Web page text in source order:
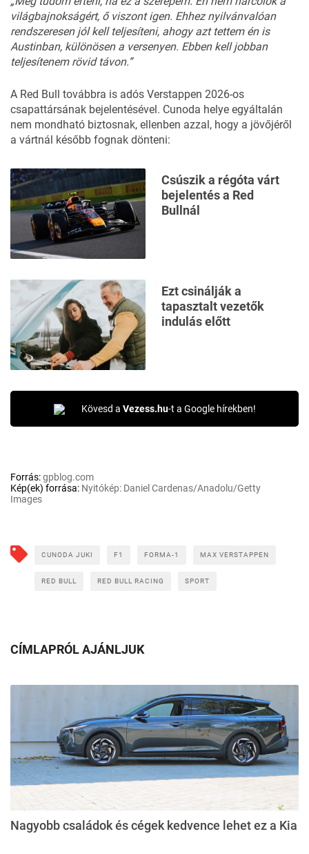
világbajnokságért, ő viszont igen. Ehhez nyilvánvalóan
rendszeresen jól kell teljesíteni, ahogy azt tettem én is
Austinban, különösen a versenyen. Ebben kell jobban
teljesítenem rövid távon.”
A Red Bull továbbra is adós Verstappen 2026-os
csapattársának bejelentésével. Cunoda helye egyáltalán
nem mondható biztosnak, ellenben azzal, hogy a jövőjéről
a vártnál később fognak dönteni:
Csúszik a régóta várt
bejelentés a Red
Bullnál
Ezt csinálják a
tapasztalt vezetők
indulás előtt
Kövesd a Vezess.hu-t a Google hírekben!
Forrás:gpblog.com
Kép(ek) forrása: Nyitókép: Daniel Cardenas/Anadolu/Getty
Images
CUNODA JUKI F1 FORMA-1 MAX VERSTAPPEN
RED BULL RED BULL RACING SPORT
CÍMLAPRÓL AJÁNLJUK
Nagyobb családok és cégek kedvence lehet ez a Kia